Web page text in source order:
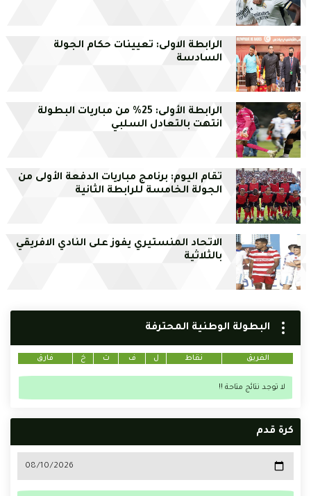
الرابطة الاولى: تعيينات حكام الجولة
السادسة
الرابطة الأولى: 25% من مباريات البطولة
انتهت بالتعادل السلبي
تقام اليوم: برنامج مباريات الدفعة الأولى من
الجولة الخامسة للرابطة الثانية
الاتحاد المنستيري يفوز على النادي الافريقي
بالثلاثية
البطولة الوطنية المحترفة
الفريق نقاط ل ف ت خ فارق
لا توجد نتائج متاحة !!
كرة قدم